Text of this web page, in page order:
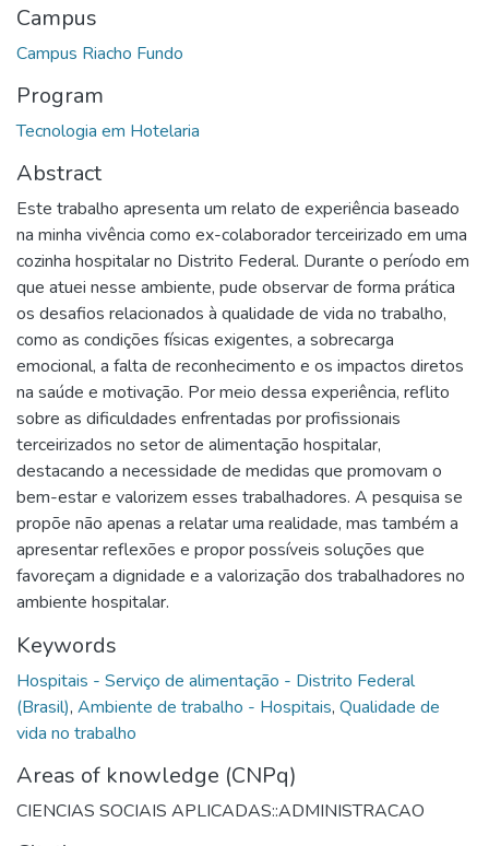
Campus
Campus Riacho Fundo
Program
Tecnologia em Hotelaria
Abstract
Este trabalho apresenta um relato de experiência baseado
na minha vivência como ex-colaborador terceirizado em uma
cozinha hospitalar no Distrito Federal. Durante o período em
que atuei nesse ambiente, pude observar de forma prática
os desafios relacionados à qualidade de vida no trabalho,
como as condições físicas exigentes, a sobrecarga
emocional, a falta de reconhecimento e os impactos diretos
na saúde e motivação. Por meio dessa experiência, reflito
sobre as dificuldades enfrentadas por profissionais
terceirizados no setor de alimentação hospitalar,
destacando a necessidade de medidas que promovam o
bem-estar e valorizem esses trabalhadores. A pesquisa se
propõe não apenas a relatar uma realidade, mas também a
apresentar reflexões e propor possíveis soluções que
favoreçam a dignidade e a valorização dos trabalhadores no
ambiente hospitalar.
Keywords
Hospitais - Serviço de alimentação - Distrito Federal
(Brasil), Ambiente de trabalho - Hospitais, Qualidade de
vida no trabalho
Areas of knowledge (CNPq)
CIENCIAS SOCIAIS APLICADAS::ADMINISTRACAO